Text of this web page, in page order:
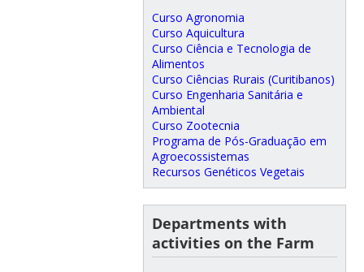
Curso Agronomia
Curso Aquicultura
Curso Ciência e Tecnologia de
Alimentos
Curso Ciências Rurais (Curitibanos)
Curso Engenharia Sanitária e
Ambiental
Curso Zootecnia
Programa de Pós-Graduação em
Agroecossistemas
Recursos Genéticos Vegetais
Departments with
activities on the Farm